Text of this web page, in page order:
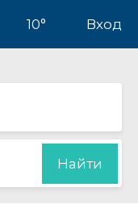
10° Вход
Найти